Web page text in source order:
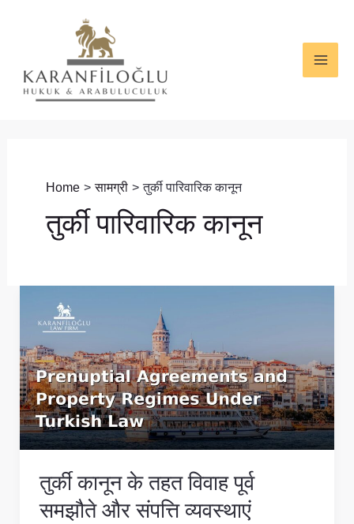
Home सामग्री तुर्की पारिवारिक कानून
तुर्की पारिवारिक कानून
तुर्की कानून के तहत विवाह पूर्व
समझौते और संपत्ति व्यवस्थाएं
कानून
के
तहत
विवाह
पूर्व
समझौते
और
व्यवस्थाएं